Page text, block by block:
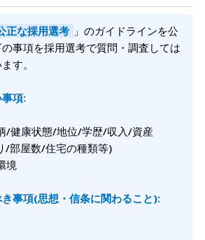
正な採用選考 」のガイドラインを公
事項を採用選考で質問・調査しては
す。
項:
/健康状態/地位/学歴/収入/資産
/部屋数/住宅の種類等)
境
事項(思想・信条に関わること):